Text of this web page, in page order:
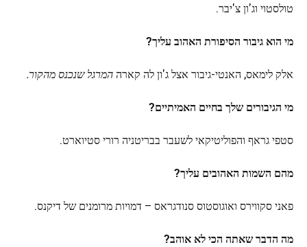
טולסטוי וג'ון צ'יבר.
מי הוא גיבור הסיפורת האהוב עליך?
אלק לימאס, האנטי-גיבור אצל ג'ון לה קארההמרגל שנכנס מהקור.
מי הגיבורים שלך בחיים האמיתיים?
סטפי גראף והפוליטיקאי לשעבר בבריטניה רורי סטיוארט.
מהם השמות האהובים עליך?
פאני סקווירס ואוגוסטוס סנודגראס – דמויות מרומנים של דיקנס.
מה הדבר שאתה הכי לא אוהב?